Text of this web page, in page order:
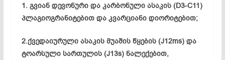
1. გვიან დევონური და კარბონული ასაკის (D3-C11)
პლაგიოგრანიტებით და კვარციანი დიორიტებით;
2.ქვედაიურული ასაკის მუაშის წყების (J12ms) და
ტოარსული სართულის (J13s) ნალექებით,